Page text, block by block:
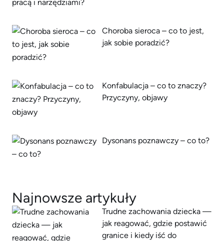
Choroba sieroca – co to jest,
jak sobie poradzić?
Konfabulacja – co to znaczy?
Przyczyny, objawy
Dysonans poznawczy – co to?
Najnowsze artykuły
Trudne zachowania dziecka —
jak reagować, gdzie postawić
granice i kiedy iść do